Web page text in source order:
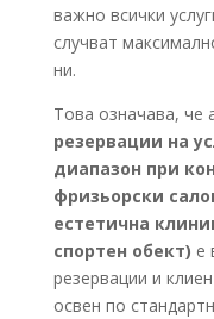
важно всички
случват
ни.
Това означава, че
резервации на
диапазон при
фризьорски
естетична
спортен обект) е
резервации и
освен по